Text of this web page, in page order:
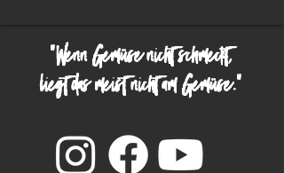
"Wenn Gemüse nicht schmeckt,
liegt das meist nicht am Gemüse."